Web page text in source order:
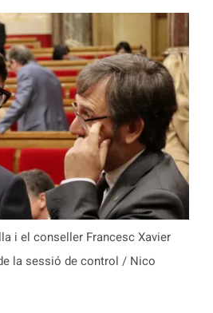
i el conseller Francesc Xavier
la sessió de control / Nico